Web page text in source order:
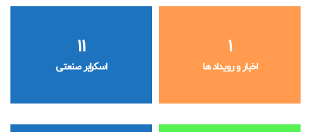
1
اخبار و رویداد ها
11
اسکرابر صنعتی